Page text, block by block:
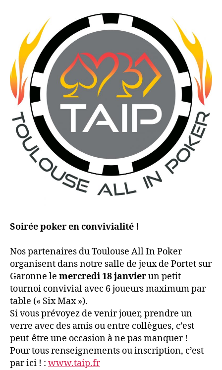
Soirée poker en convivialité !
Nos partenaires du Toulouse All In Poker
organisent dans notre salle de jeux de Portet sur
Garonne le mercredi 18 janvierun petit
tournoi convivial avec 6 joueurs maximum par
table (« Six Max »).
Si vous prévoyez de venir jouer, prendre un
verre avec des amis ou entre collègues, c’est
peut-être une occasion à ne pas manquer !
Pour tous renseignements ou inscription, c’est
par ici ! : www.taip.fr